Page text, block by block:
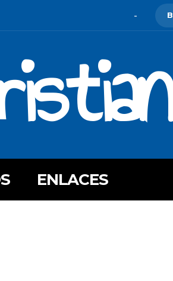
-
ENLACES